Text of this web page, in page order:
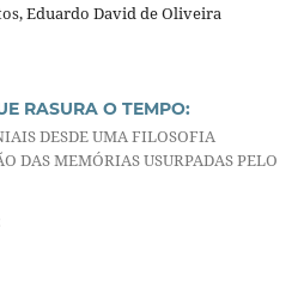
Eduardo David de Oliveira
RASURA O TEMPO:
DESDE UMA FILOSOFIA
DAS MEMÓRIAS USURPADAS PELO